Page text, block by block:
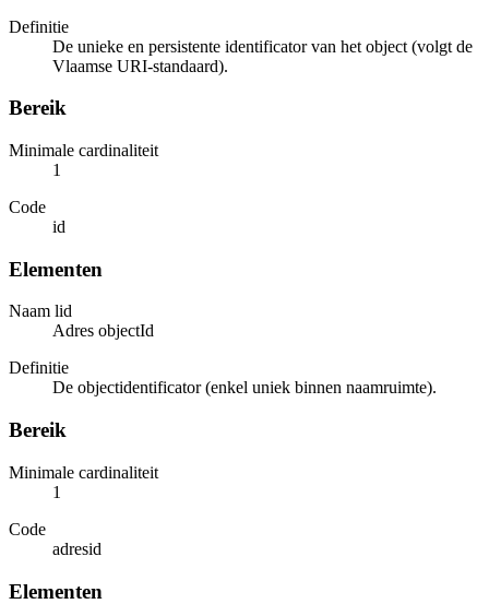
Definitie
De unieke en persistente identificator van het object (volgt de
Vlaamse URI-standaard).
Bereik
Minimale cardinaliteit
1
Code
id
Elementen
Naam lid
Adres objectId
Definitie
De objectidentificator (enkel uniek binnen naamruimte).
Bereik
Minimale cardinaliteit
1
Code
adresid
Elementen